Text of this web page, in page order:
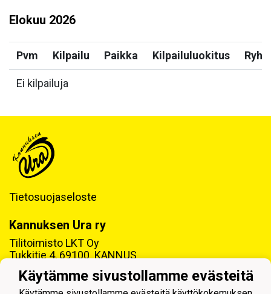
Elokuu 2026
Pvm Kilpailu Paikka Kilpailuluokitus
Ei kilpailuja
Tietosuojaseloste
Kannuksen Ura ry
Tilitoimisto LKT Oy
Tukkitie 4, 69100 KANNUS
Y-tunnus: 0218992-7
Käytämme sivustollamme evästeitä